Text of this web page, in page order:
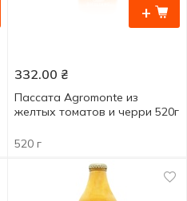
+
332.00 ₴
Пассата Agromonte из
желтых томатов и черри 520г
520 г